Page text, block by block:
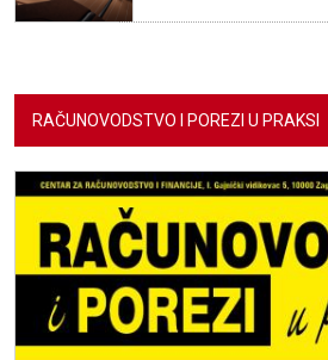
RAČUNOVODSTVO I POREZI U PRAKSI